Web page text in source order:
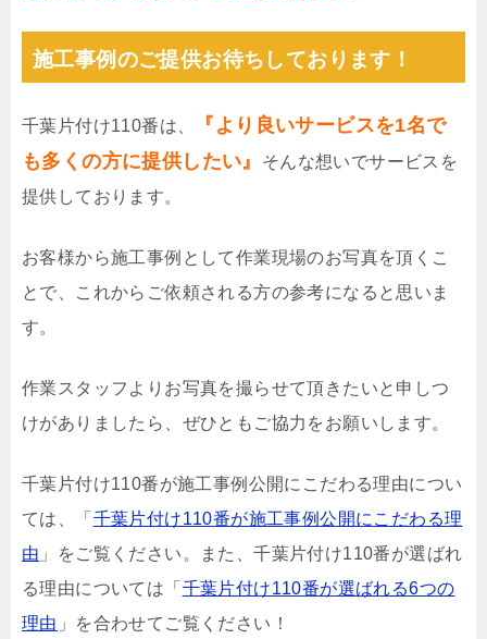
施工事例のご提供お待ちしております！
千葉片付け110番は、
『より良いサービスを1名で
も多くの方に提供したい』
そんな想いでサービスを
提供しております。
お客様から施工事例として作業現場のお写真を頂くこ
とで、これからご依頼される方の参考になると思いま
す。
作業スタッフよりお写真を撮らせて頂きたいと申しつ
けがありましたら、ぜひともご協力をお願いします。
千葉片付け110番が施工事例公開にこだわる理由につい
ては、「 千葉片付け110番が施工事例公開にこだわる理
由 」をご覧ください。また、千葉片付け110番が選ばれ
る理由については「 千葉片付け110番が選ばれる6つの
理由 」を合わせてご覧ください！